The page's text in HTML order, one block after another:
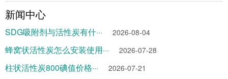
新闻中心
SDG吸附剂与活性炭有什··· 2026-08-04
蜂窝状活性炭怎么安装使用··· 2026-07-28
柱状活性炭800碘值价格··· 2026-07-21